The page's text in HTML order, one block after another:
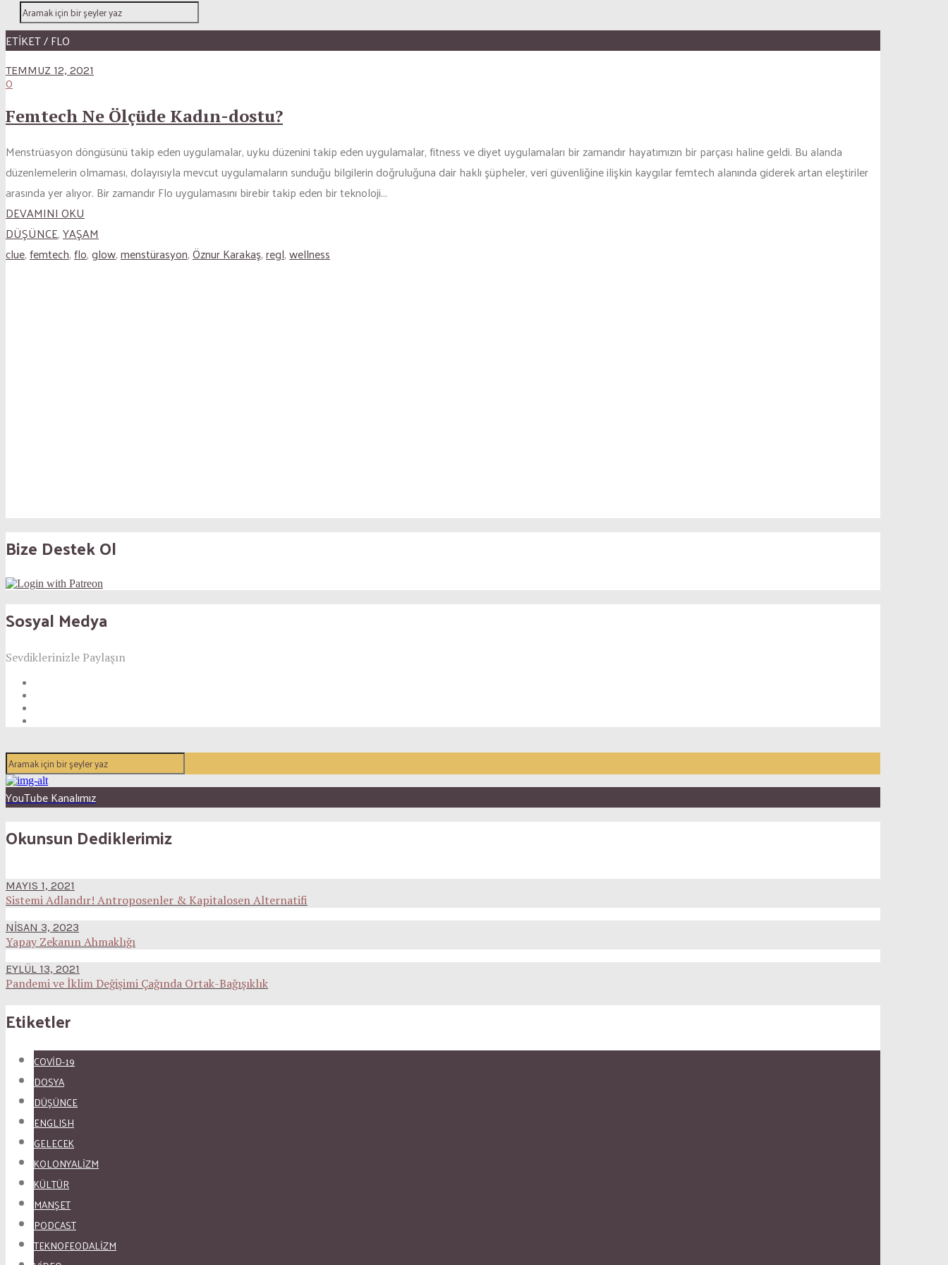
ETİKET / FLO
TEMMUZ 12, 2021
0
Femtech Ne Ölçüde Kadın-dostu?
Menstrüasyon döngüsünü takip eden uygulamalar, uyku düzenini takip eden uygulamalar, fitness ve diyet uygulamaları bir zamandır hayatımızın bir parçası haline geldi. Bu alanda
düzenlemelerin olmaması, dolayısıyla mevcut uygulamaların sunduğu bilgilerin doğruluğuna dair haklı şüpheler, veri güvenliğine ilişkin kaygılar femtech alanında giderek artan eleştiriler
arasında yer alıyor. Bir zamandır Flo uygulamasını birebir takip eden bir teknoloji...
DEVAMINI OKU
DÜŞÜNCE,YAŞAM
clue,femtech,flo,glow,menstürasyon,Öznur Karakaş,regl,wellness
Bize Destek Ol
Sosyal Medya
Sevdiklerinizle Paylaşın
YouTube Kanalımız
Okunsun Dediklerimiz
MAYIS 1, 2021
Sistemi Adlandır! Antroposenler & Kapitalosen Alternatifi
NISAN 3, 2023
Yapay Zekanın Ahmaklığı
EYLÜL 13, 2021
Pandemi ve İklim Değişimi Çağında Ortak-Bağışıklık
Etiketler
COVID-19
DOSYA
DÜŞÜNCE
ENGLISH
GELECEK
KOLONYALİZM
KÜLTÜR
MANŞET
PODCAST
TEKNOFEODALİZM